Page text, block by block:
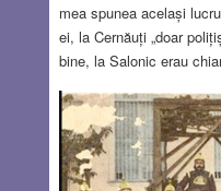
mea spunea același
ei, la Cernăuți „doar
bine, la Salonic erau